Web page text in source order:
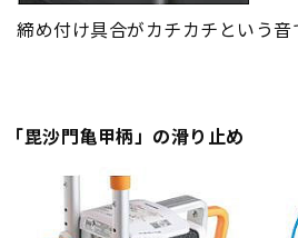
締め付け具合がカチカチという音
「毘沙門亀甲柄」の滑り止め